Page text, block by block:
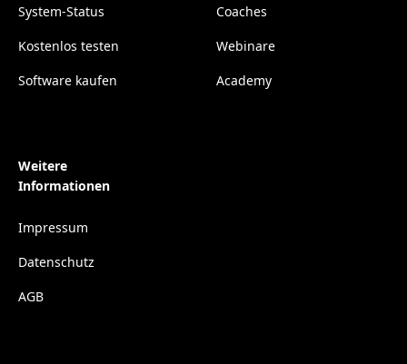
System-Status
Kostenlos testen
Software kaufen
Coaches
Webinare
Academy
Weitere
Informationen
Impressum
Datenschutz
AGB